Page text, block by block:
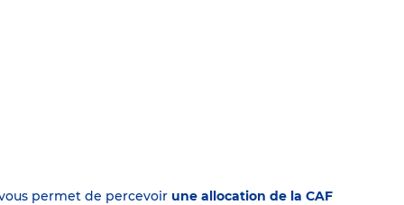
permet de percevoir une allocation de la CAF